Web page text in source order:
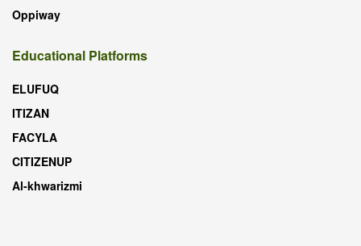
Oppiway
Educational Platforms
ELUFUQ
ITIZAN
FACYLA
CITIZENUP
Al-khwarizmi